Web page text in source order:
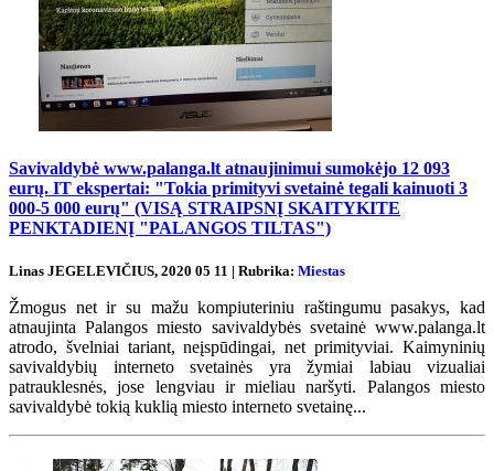
Savivaldybė www.palanga.lt atnaujinimui sumokėjo 12 093
eurų. IT ekspertai: "Tokia primityvi svetainė tegali kainuoti 3
000-5 000 eurų" (VISĄ STRAIPSNĮ SKAITYKITE
PENKTADIENĮ "PALANGOS TILTAS")
Linas JEGELEVIČIUS, 2020 05 11 | Rubrika: Miestas
Žmogus net ir su mažu kompiuteriniu raštingumu pasakys, kad
atnaujinta Palangos miesto savivaldybės svetainė www.palanga.lt
atrodo, švelniai tariant, neįspūdingai, net primityviai. Kaimyninių
savivaldybių interneto svetainės yra žymiai labiau vizualiai
patrauklesnės, jose lengviau ir mieliau naršyti. Palangos miesto
savivaldybė tokią kuklią miesto interneto svetainę...